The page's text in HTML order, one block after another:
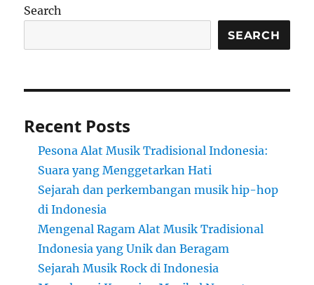
Search
SEARCH
Recent Posts
Pesona Alat Musik Tradisional Indonesia:
Suara yang Menggetarkan Hati
Sejarah dan perkembangan musik hip-hop
di Indonesia
Mengenal Ragam Alat Musik Tradisional
Indonesia yang Unik dan Beragam
Sejarah Musik Rock di Indonesia